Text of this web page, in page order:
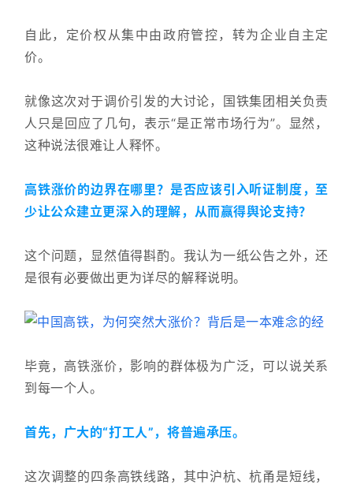
自此，定价权从集中由政府管控，转为企业自主定
价。
就像这次对于调价引发的大讨论，国铁集团相关负责
人只是回应了几句，表示“是正常市场行为”。显然，
这种说法很难让人释怀。
高铁涨价的边界在哪里？是否应该引入听证制度，至
少让公众建立更深入的理解，从而赢得舆论支持？
这个问题，显然值得斟酌。 我认为一纸公告之外，还
是很有必要做出更为详尽的解释说明。
毕竟，高铁涨价，影响的群体极为广泛，可以说关系
到每一个人。
首先，广大的“打工人”，将普遍承压。
这次调整的四条高铁线路，其中沪杭、杭甬是短线，